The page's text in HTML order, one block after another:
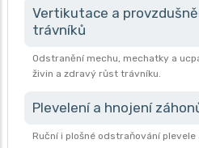
Vertikutace a
trávníků
Odstranění mechu, mechatky a
živin a zdravý růst trávníku.
Plevelení a hnojení
Ruční i plošné odstraňování